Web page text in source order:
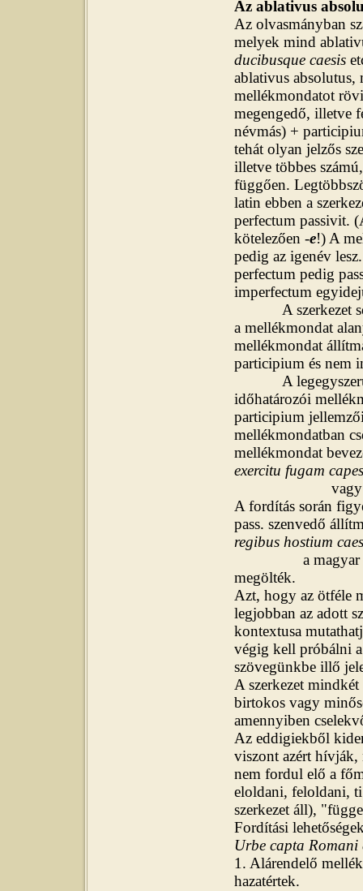
Az ablativus
Az olvasmányban
melyek mind
ducibusque caesis
ablativus absolutus,
mellékmondatot
megengedő, illetve
névmás) +
tehát olyan jelzős
illetve többes
függően.
latin ebben a
perfectum passivit.
kötelezően -e!) A
pedig az igenév
perfectum pedig
imperfectum
A szerkezet
a mellékmondat
mellékmondat
participium és nem
A legegyszerűbb
időhatározói
participium
mellékmondatban
mellékmondat
exercitu fugam
A fordítás során
pass. szenvedő
regibus hostium
a magyar
megölték.
Azt, hogy az ötféle
legjobban az adott
kontextusa
végig kell próbálni
szövegünkbe illő
A szerkezet
birtokos vagy
amennyiben
Az eddigiekből
viszont azért hívják,
nem fordul elő a
eloldani, feloldani,
szerkezet áll),
Fordítási
Urbe capta Romani
1. Alárendelő
hazatértek.